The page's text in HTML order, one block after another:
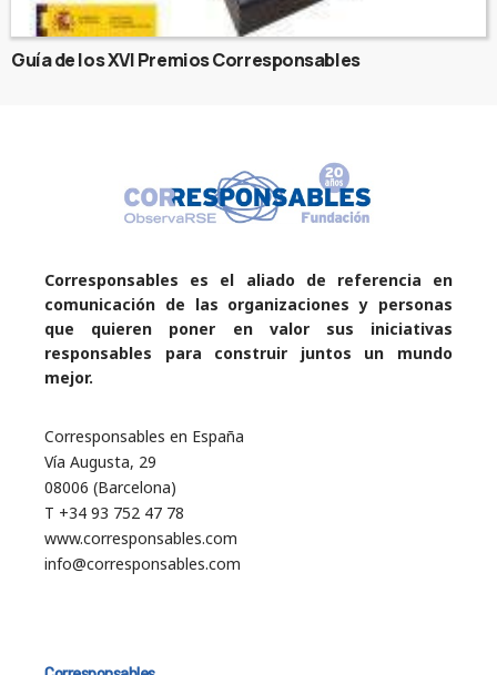
Guía de los XVI Premios Corresponsables
Corresponsables es el aliado de referencia en
comunicación de las organizaciones y personas
que quieren poner en valor sus iniciativas
responsables para construir juntos un mundo
mejor.
Corresponsables en España
Vía Augusta, 29
08006 (Barcelona)
T +34 93 752 47 78
www.corresponsables.com
info@corresponsables.com